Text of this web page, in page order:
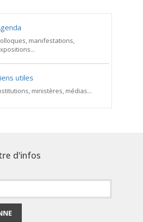
manifestations,
utiles
ministères, médias...
d'infos